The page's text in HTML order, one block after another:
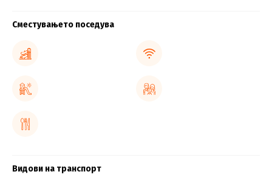
Сместувањето поседува
Видови на транспорт